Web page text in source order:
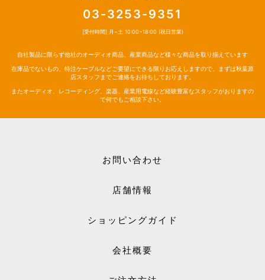
03-3253-9351
[受付時間] 月~土 10:00~18:00 (祝日営業)
自社製品に限らず他社のオーディオ商品、産業商品など様々な商品を取り揃えています
在庫品でないもの、特注ケーブルなどご要望にできる限りお応えしますので、まずは秋葉原
店スタッフまでご連絡をお待ちしております。
またオーディオ、レコーディング、楽器、産業用電線など経験豊富なスタッフがおりますの
で何でもご相談下さい。
お問い合わせ
店舗情報
ショッピングガイド
会社概要